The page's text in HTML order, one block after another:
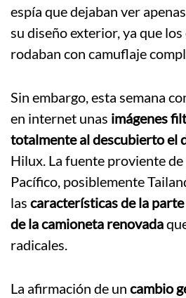
espía que dejaban ver
su diseño exterior, ya que
rodaban con camuflaje
Sin embargo, esta semana
en internet unas imágenes
totalmente al descubierto el
Hilux. La fuente proviente de
Pacífico, posiblemente
las características de la
de la camioneta renovada
radicales.
La afirmación de un cambio